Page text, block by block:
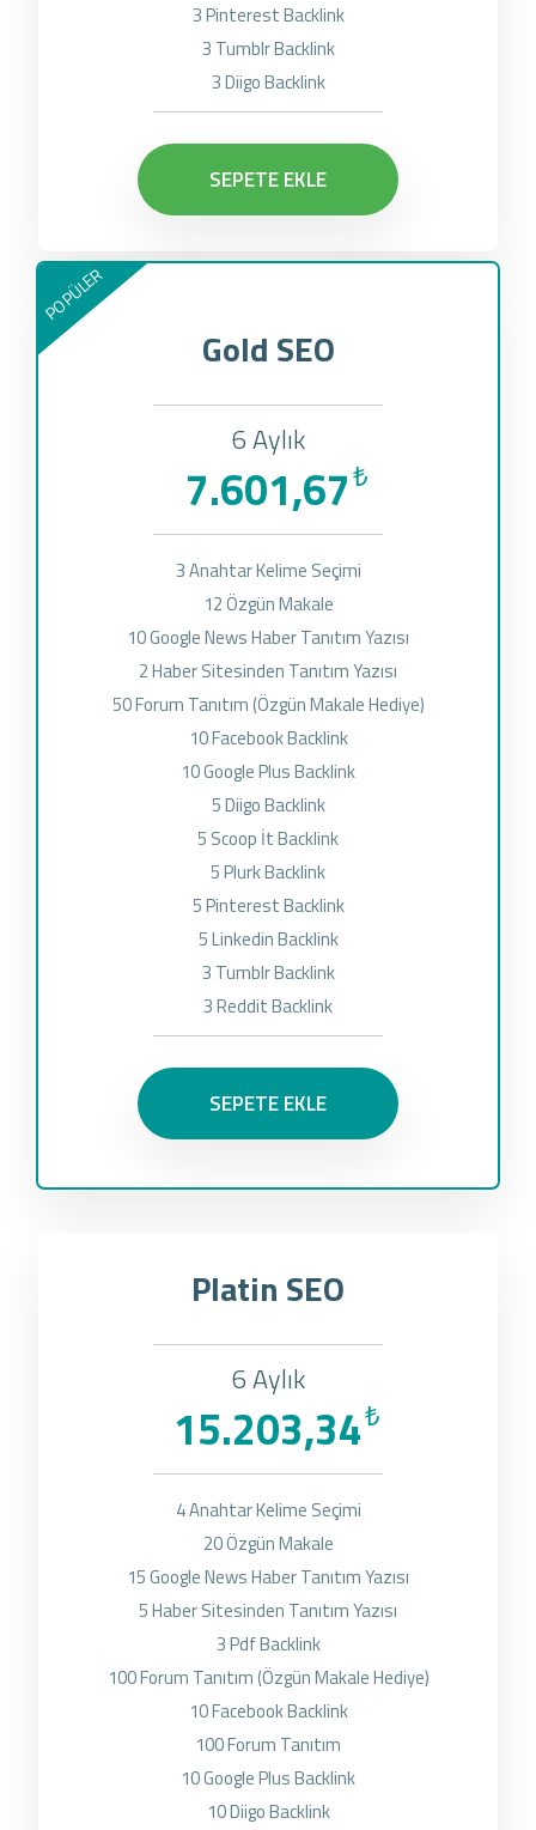
3 Pinterest Backlink
3 Tumblr Backlink
3 Diigo Backlink
SEPETE EKLE
POPÜLER
Gold SEO
6 Aylık
₺
7.601,67
3 Anahtar Kelime Seçimi
12 Özgün Makale
10 Google News Haber Tanıtım Yazısı
2 Haber Sitesinden Tanıtım Yazısı
50 Forum Tanıtım (Özgün Makale Hediye)
10 Facebook Backlink
10 Google Plus Backlink
5 Diigo Backlink
5 Scoop İt Backlink
5 Plurk Backlink
5 Pinterest Backlink
5 Linkedin Backlink
3 Tumblr Backlink
3 Reddit Backlink
SEPETE EKLE
Platin SEO
6 Aylık
₺
15.203,34
4 Anahtar Kelime Seçimi
20 Özgün Makale
15 Google News Haber Tanıtım Yazısı
5 Haber Sitesinden Tanıtım Yazısı
3 Pdf Backlink
100 Forum Tanıtım (Özgün Makale Hediye)
10 Facebook Backlink
100 Forum Tanıtım
10 Google Plus Backlink
10 Diigo Backlink